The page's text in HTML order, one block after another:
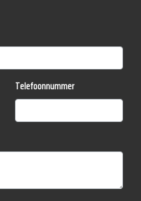
Telefoonnummer